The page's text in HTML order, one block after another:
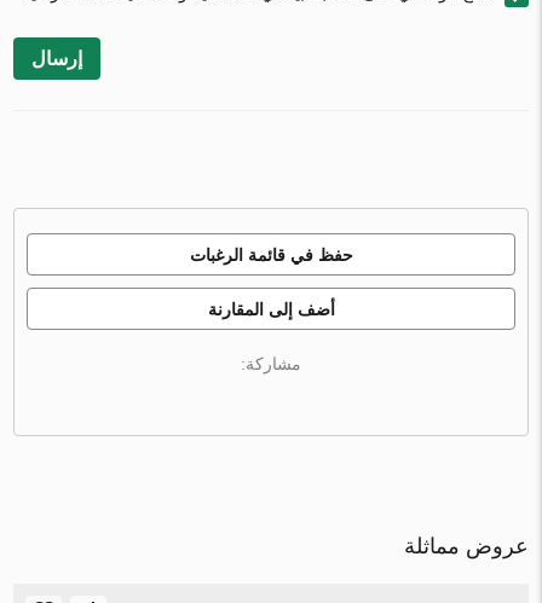
إرسال
حفظ في قائمة الرغبات
أضف إلى المقارنة
مشاركة:
عروض مماثلة